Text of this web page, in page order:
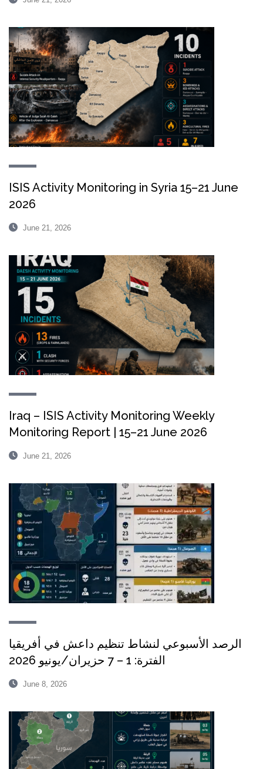
ISIS Activity Monitoring in Syria 15–21 June
2026
June 21, 2026
Iraq – ISIS Activity Monitoring Weekly
Monitoring Report | 15–21 June 2026
June 21, 2026
الرصد الأسبوعي لنشاط تنظيم داعش في أفريقيا
الفترة: 1 – 7 حزيران/يونيو 2026
June 8, 2026